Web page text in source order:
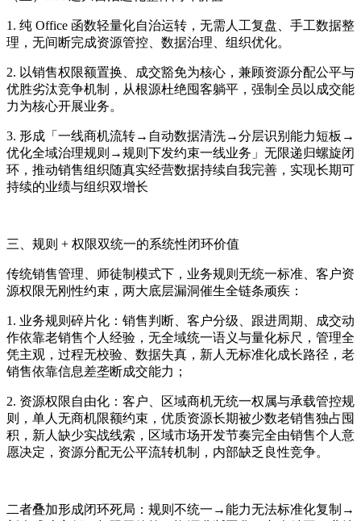
1. 纯 Office 函数轻量化自治运转，无需人工复盘、手工数据整
理，无间断完成资源管控、数据治理、组织优化。
2. 以销售权限额置换、成交豁免为核心，兼顾资源分配公平与
优胜劣汰竞争机制，从根源杜绝囤客躺平，强制全员以成交能
力为核心开展业务。
3. 形成「一线商机流转→自动数据清洗→分层识别能力短板→
优化全域治理规则→规则下发约束一线业务」无限递归螺旋闭
环，推动销售组织随真实经营数据持续自我完善，实现长期可
持续的业绩与组织双增长
三、规则 + 权限双统一的系统性闭环价值
传统销售管理、师徒制模式下，业务规则无统一标准、客户资
源权限无刚性约束，两大底层漏洞催生全链条顽疾：
1. 业务规则碎片化：销售判断、客户分级、跟进周期、成交动
作依靠老销售个人经验，无全域统一语义与量化标尺，管理全
凭主观，过程无校验、数据失真，新人无标准化成长路径，老
销售依靠信息差垄断成交能力；
2. 资源权限自由化：客户、区域商机无统一权属与承载管控规
则，单人无商机限额约束，优质资源长期被少数老销售独占囤
积，新人缺少实战线索，区域市场开发节奏完全由销售个人意
愿决定，资源分配无公平流转机制，内部缺乏良性竞争。
二者叠加形成闭环死局：规则不统一→能力无法标准化复制→